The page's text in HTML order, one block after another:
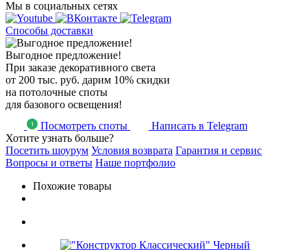
Мы в социальных сетях
Способы доставки
Выгодное предложение!
При заказе декоративного света
от 200 тыс. руб. дарим 10% скидки
на потолочные споты
для базового освещения!
Посмотреть споты
Написать в Telegram
Хотите узнать больше?
Посетить шоурум Условия возврата Гарантия и сервис
Вопросы и ответы Наше портфолио
Похожие товары